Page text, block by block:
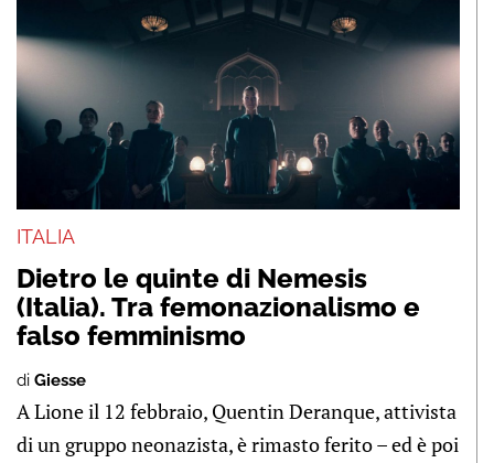
ITALIA
Dietro le quinte di Nemesis
(Italia). Tra femonazionalismo e
falso femminismo
di Giesse
A Lione il 12 febbraio, Quentin Deranque, attivista
di un gruppo neonazista, è rimasto ferito – ed è poi